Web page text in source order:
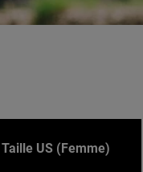
Taille US (Femme)